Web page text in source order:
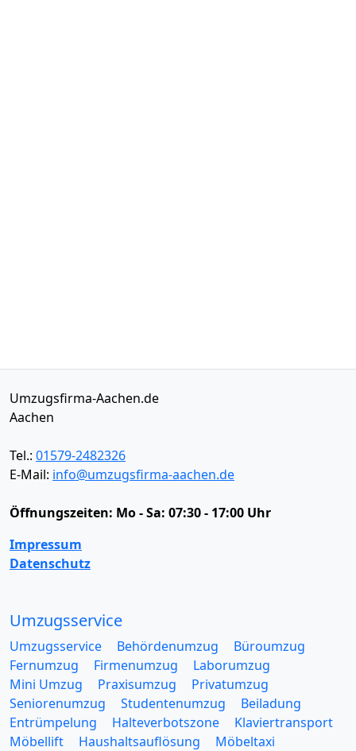
Umzugsfirma-Aachen.de
Aachen
Tel.: 01579-2482326
E-Mail: info@umzugsfirma-aachen.de
Öffnungszeiten: Mo - Sa: 07:30 - 17:00 Uhr
Impressum
Datenschutz
Umzugsservice
Umzugsservice Behördenumzug
Büroumzug
Fernumzug
Firmenumzug
Laborumzug
Mini Umzug
Praxisumzug
Privatumzug
Seniorenumzug
Studentenumzug
Beiladung
Entrümpelung
Halteverbotszone
Klaviertransport
Möbellift
Haushaltsauflösung
Möbeltaxi